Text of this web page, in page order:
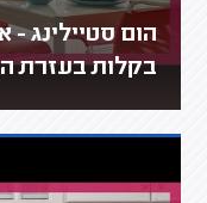
הום סטיילינג
בקלות בעזרת